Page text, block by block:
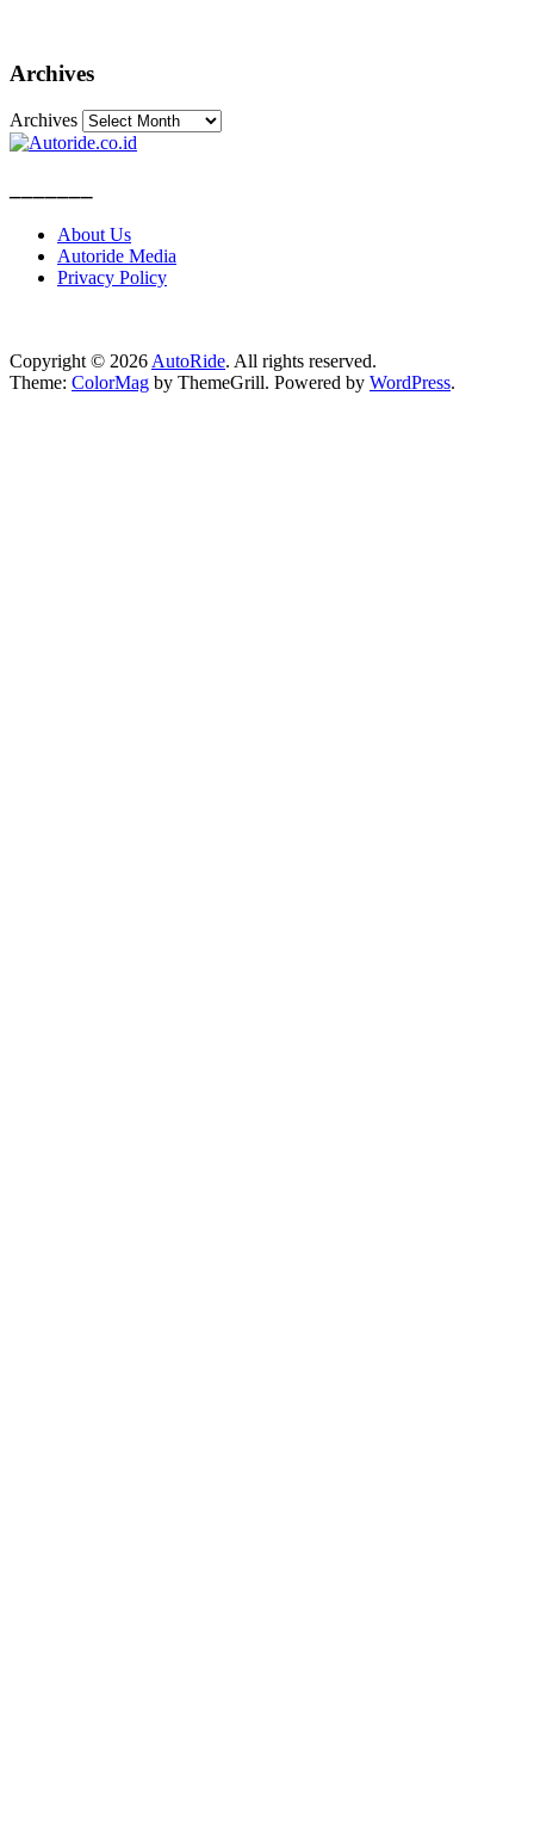
Archives
Archives
About Us
Autoride Media
Privacy Policy
Copyright © 2026 AutoRide. All rights reserved.
Theme: ColorMag by ThemeGrill. Powered by WordPress.